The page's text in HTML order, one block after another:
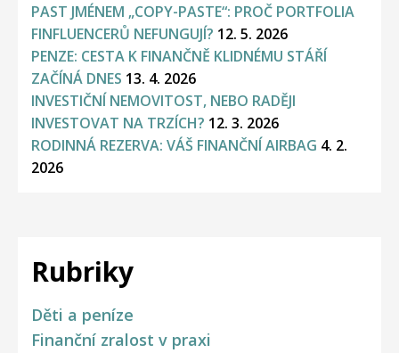
PAST JMÉNEM „COPY-PASTE“: PROČ PORTFOLIA
FINFLUENCERŮ NEFUNGUJÍ? 12. 5. 2026
PENZE: CESTA K FINANČNĚ KLIDNÉMU STÁŘÍ
ZAČÍNÁ DNES 13. 4. 2026
INVESTIČNÍ NEMOVITOST, NEBO RADĚJI
INVESTOVAT NA TRZÍCH? 12. 3. 2026
RODINNÁ REZERVA: VÁŠ FINANČNÍ AIRBAG 4. 2.
2026
Rubriky
Děti a peníze
Finanční zralost v praxi